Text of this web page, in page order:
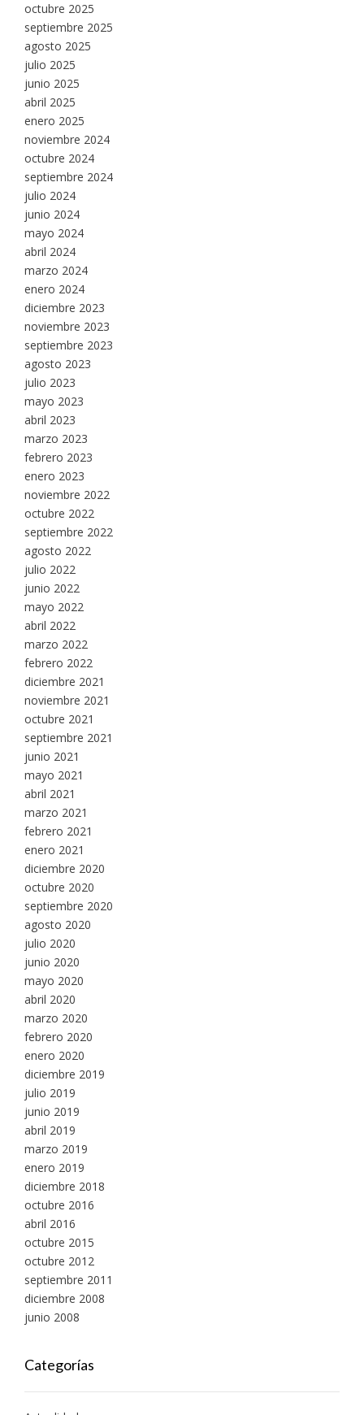
octubre 2025
septiembre 2025
agosto 2025
julio 2025
junio 2025
abril 2025
enero 2025
noviembre 2024
octubre 2024
septiembre 2024
julio 2024
junio 2024
mayo 2024
abril 2024
marzo 2024
enero 2024
diciembre 2023
noviembre 2023
septiembre 2023
agosto 2023
julio 2023
mayo 2023
abril 2023
marzo 2023
febrero 2023
enero 2023
noviembre 2022
octubre 2022
septiembre 2022
agosto 2022
julio 2022
junio 2022
mayo 2022
abril 2022
marzo 2022
febrero 2022
diciembre 2021
noviembre 2021
octubre 2021
septiembre 2021
junio 2021
mayo 2021
abril 2021
marzo 2021
febrero 2021
enero 2021
diciembre 2020
octubre 2020
septiembre 2020
agosto 2020
julio 2020
junio 2020
mayo 2020
abril 2020
marzo 2020
febrero 2020
enero 2020
diciembre 2019
julio 2019
junio 2019
abril 2019
marzo 2019
enero 2019
diciembre 2018
octubre 2016
abril 2016
octubre 2015
octubre 2012
septiembre 2011
diciembre 2008
junio 2008
Categorías